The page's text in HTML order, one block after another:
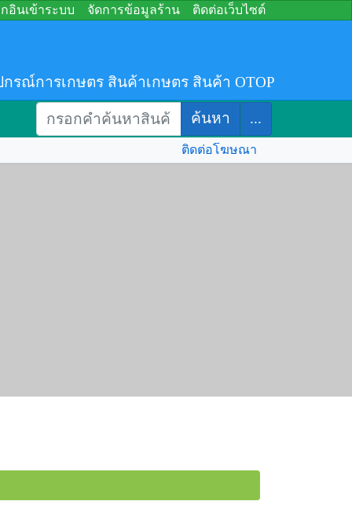
อินเข้าระบบ จัดการข้อมูลร้าน ติดต่อเว็บไซต์
ณ์การเกษตร สินค้าเกษตร สินค้า OTOP
ค้นหา ...
ติดต่อโฆษณา